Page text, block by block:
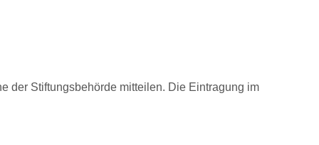
der Stiftungsbehörde mitteilen. Die Eintragung im